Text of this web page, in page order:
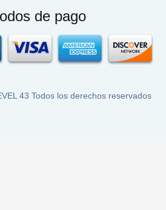
de pago
43 Todos los derechos reservados